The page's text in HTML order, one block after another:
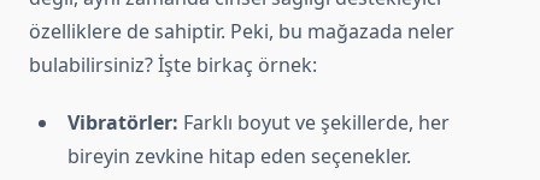
özelliklere de sahiptir. Peki, bu mağazada neler
bulabilirsiniz? İşte birkaç örnek:
Vibratörler: Farklı boyut ve şekillerde, her
bireyin zevkine hitap eden seçenekler.